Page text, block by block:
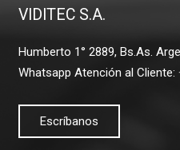
VIDITEC S.A.
Humberto 1° 2889, Bs.As.
Whatsapp Atención al Cliente:
Escríbanos